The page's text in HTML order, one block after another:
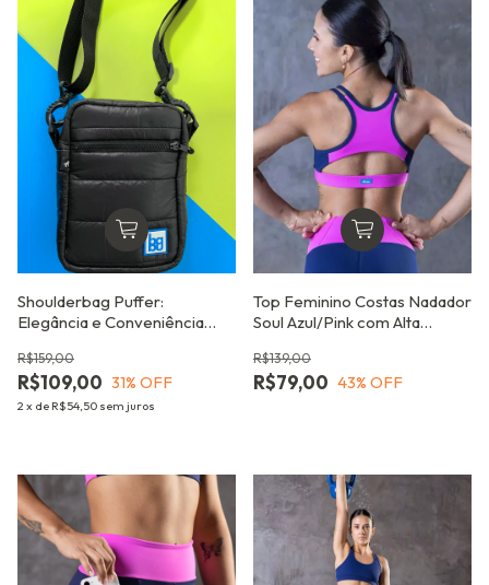
Shoulderbag Puffer:
Elegância e Conveniência
R$109,00
R$159,00
31% OFF
2 x de R$54,50 sem juros
Top Feminino Costas Nadador
Soul Azul/Pink com Alta
R$79,00
R$139,00
43% OFF